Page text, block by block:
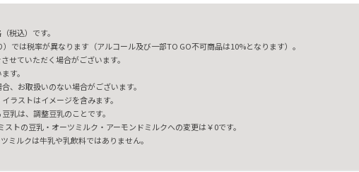
税込）です。
では税率が異なります（アルコール及び一部TO GO不可商品は10%となります）。
せていただく場合がございます。
す。
、お取扱いのない場合がございます。
ラストはイメージを含みます。
乳は、調整豆乳のことです。
ストの豆乳・オーツミルク・アーモンドミルクへの変更は￥0です。
ミルクは牛乳や乳飲料ではありません。